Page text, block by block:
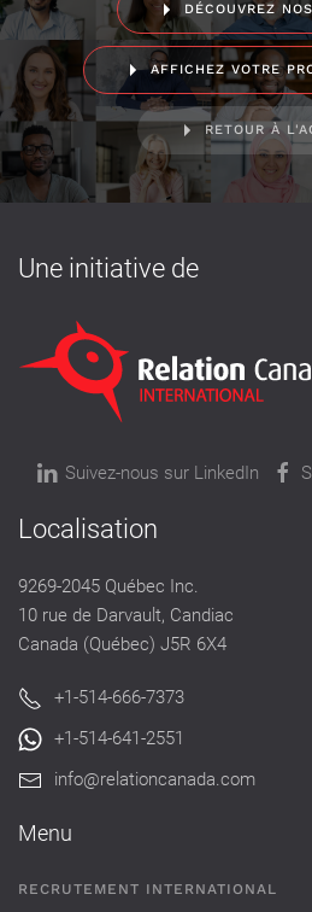
DÉCOUVREZ
AFFICHEZ VOTRE
RETOUR À
Une initiative de
Suivez-nous sur LinkedIn
Localisation
9269-2045 Québec Inc.
10 rue de Darvault, Candiac
Canada (Québec) J5R 6X4
+1-514-666-7373
+1-514-641-2551
info@relationcanada.com
Menu
RECRUTEMENT INTERNATIONAL